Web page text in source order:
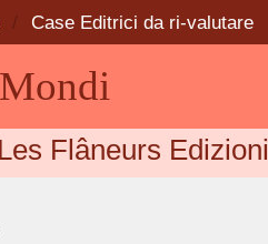
Case Editrici da ri-valutare
Flâneurs Edizioni